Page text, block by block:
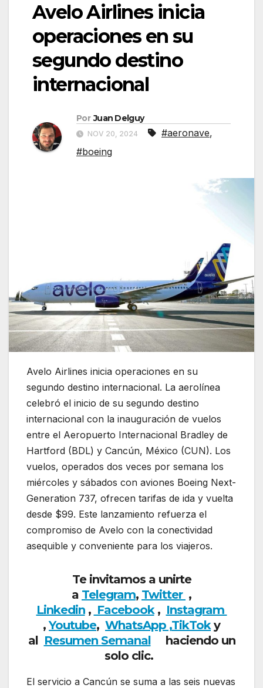
Avelo Airlines inicia
operaciones en su
segundo destino
internacional
Por Juan Delguy
NOV 20, 2024 #aeronave,
#boeing
Avelo Airlines inicia operaciones en su
segundo destino internacional. La aerolínea
celebró el inicio de su segundo destino
internacional con la inauguración de vuelos
entre el Aeropuerto Internacional Bradley de
Hartford (BDL) y Cancún, México (CUN). Los
vuelos, operados dos veces por semana los
miércoles y sábados con aviones Boeing Next-
Generation 737, ofrecen tarifas de ida y vuelta
desde $99. Este lanzamiento refuerza el
compromiso de Avelo con la conectividad
asequible y conveniente para los viajeros.
Te invitamos a unirte
a Telegram, Twitter ,
Linkedin, Facebook, Instagram
,Youtube, WhatsApp ,TikToky
al Resumen Semanalhaciendo un
solo clic.
El servicio a Cancún se suma a las seis nuevas